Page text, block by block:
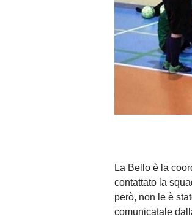
La Bello è la
contattato la
però, non le è
comunicatale